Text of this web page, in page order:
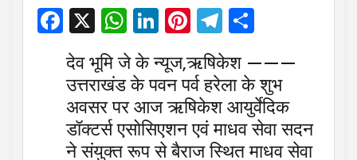
Facebook
X WhatsApp
LinkedIn
Pinterest
Telegram
देव भूमि जे के न्यूज,ऋषिकेश ———
उत्तराखंड के पवन पर्व हरेला के शुभ
अवसर पर आज ऋषिकेश आयुर्वेदिक
डॉक्टर्स एसोसिएशन एवं माधव सेवा सदन
ने संयुक्त रूप से बैराज स्थित माधव सेवा